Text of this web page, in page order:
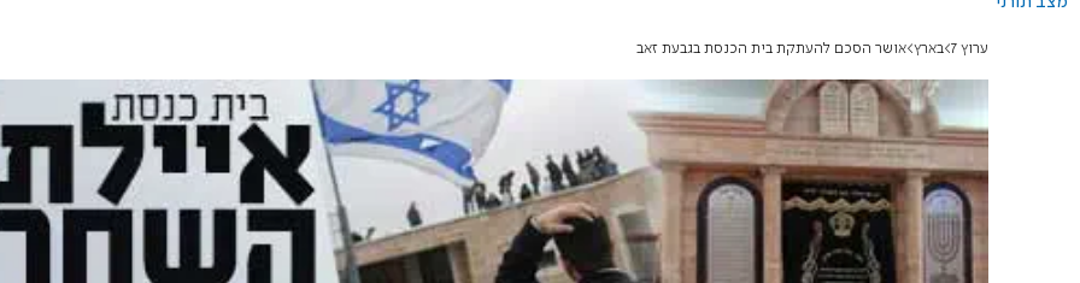
ערוץ 7 בארץ אושר הסכם להעתקת בית הכנסת בגבעת זאב